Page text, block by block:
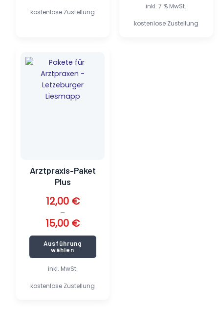
kostenlose Zustellung
inkl. 7 % MwSt.
kostenlose Zustellung
inkl. MwSt.
kostenlose Zustellung
Arztpraxis-Paket
Plus
12,00 €
–
15,00 €
Ausführung
wählen
Produkt
weist
mehrere
Varianten
Produktseite
gewählt
werden